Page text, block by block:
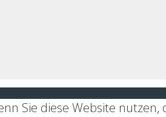
Sie diese Website